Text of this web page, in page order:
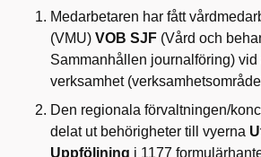
Medarbetaren har fått
(VMU) VOB SJF (Vård och
Sammanhållen journalföring) vid
verksamhet
Den regionala förvaltningen/
delat ut behörigheter till vyerna
Uppföljning i 1177